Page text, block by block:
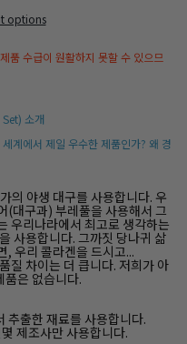
options
품 수급이 원활하지 못할 수 있으므
소개
계에서 제일 우수한 제품인가? 왜 경
의 야생 대구를 사용합니다. 우
(대구과) 부레풀을 사용해서 그
우리나라에서 최고로 생각하는
사용합니다. 그까짓 당나귀 삶
, 우리 콜라겐을 드시고...
질 차이는 더 큽니다. 저희가 아
품은 없습니다.
추출한 재료를 사용합니다.
제조사만 사용합니다.